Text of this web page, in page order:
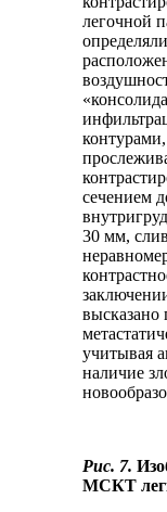
легочной
сечением
30 мм,
высказано
учитывая
наличие
Рис. 7.
МСКТ